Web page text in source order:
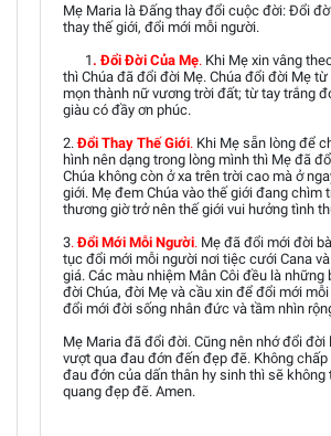
Mẹ Maria là Đấng thay đổi cuộc đời: Đổi
thay thế giới, đổi mới mỗi người.
1 . Đổi Đời Của Mẹ. Khi Mẹ xin vâng
thì Chúa đã đổi đời Mẹ. Chúa đổi đời Mẹ
mọn thành nữ vương trời đất; từ tay trắng
giàu có đầy ơn phúc.
2.Đổi Thay Thế Giới. Khi Mẹ sẵn lòng để
hình nên dạng trong lòng mình thì Mẹ đã
Chúa không còn ở xa trên trời cao mà ở
giới. Mẹ đem Chúa vào thế giới đang chìm
thương giờ trở nên thế giới vui hưởng tình
3.Đổi Mới Mỗi Người. Mẹ đã đổi mới đời
tục đổi mới mỗi người nơi tiệc cưới Cana
giá. Các màu nhiệm Mân Côi đều là những
đời Chúa, đời Mẹ và cầu xin để đổi mới
đổi mới đời sống nhân đức và tầm nhìn
Mẹ Maria đã đổi đời. Cũng nên nhớ đổi đời
vượt qua đau đớn đến đẹp đẽ. Không
đau đớn của dấn thân hy sinh thì sẽ không
quang đẹp đẽ. Amen.